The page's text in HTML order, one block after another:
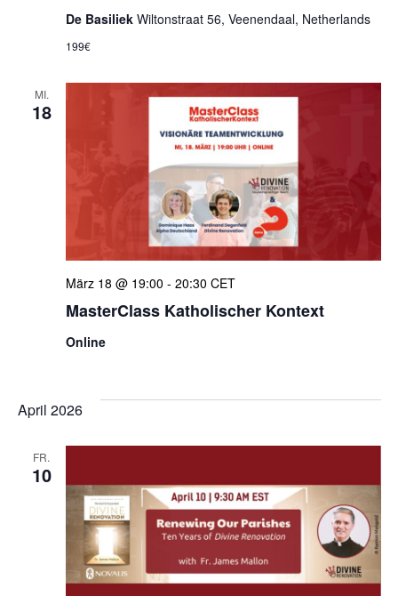
De Basiliek Wiltonstraat 56, Veenendaal, Netherlands
199€
MI.
18
MasterClass Katholischer Kontext
März 18 @ 19:00 - 20:30 CET
Online
April 2026
FR.
10